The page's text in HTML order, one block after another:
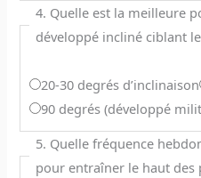
4. Quelle est la meilleure
développé incliné ciblant
20-30 degrés d’inclinaison
90 degrés (développé
5. Quelle fréquence
pour entraîner le haut des